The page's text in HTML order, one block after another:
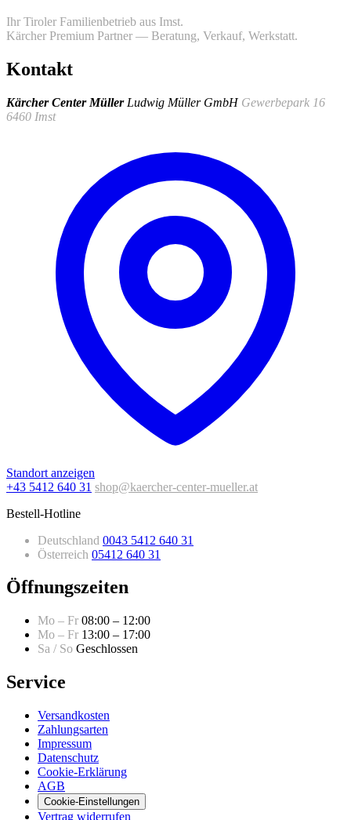
Ihr Tiroler Familienbetrieb aus Imst.
Kärcher Premium Partner — Beratung, Verkauf, Werkstatt.
Kontakt
Kärcher Center Müller Ludwig Müller GmbH Gewerbepark 16
6460 Imst
Standort anzeigen
+43 5412 640 31 shop@kaercher-center-mueller.at
Bestell-Hotline
Deutschland 0043 5412 640 31
Österreich 05412 640 31
Öffnungszeiten
Mo – Fr 08:00 – 12:00
Mo – Fr 13:00 – 17:00
Sa / So Geschlossen
Service
Versandkosten
Zahlungsarten
Impressum
Datenschutz
Cookie-Erklärung
AGB
Cookie-Einstellungen
Vertrag widerrufen